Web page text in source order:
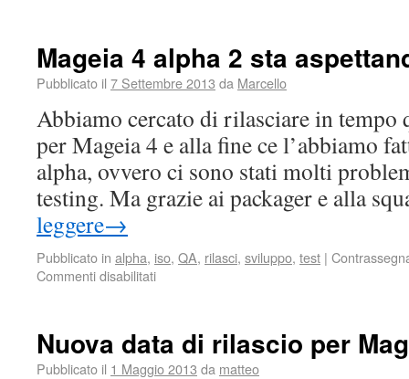
Mageia 4 alpha 2 sta
Pubblicato il 7 Settembre 2013 da Marcello
Abbiamo cercato di rilasciare in tempo
per Mageia 4 e alla fine ce l’abbiamo
alpha, ovvero ci sono stati molti
testing. Ma grazie ai packager e alla
leggere→
Pubblicato in alpha, iso, QA, rilasci, sviluppo, test |
Commenti disabilitati
Nuova data di rilascio per
Pubblicato il 1 Maggio 2013 da matteo